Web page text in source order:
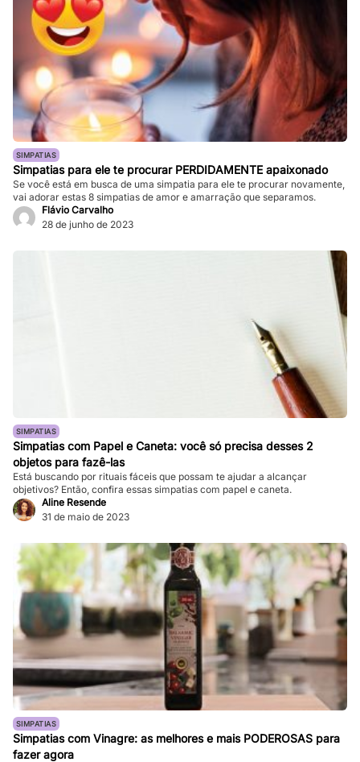
SIMPATIAS
Simpatias para ele te procurar PERDIDAMENTE apaixonado
Se você está em busca de uma simpatia para ele te procurar novamente,
vai adorar estas 8 simpatias de amor e amarração que separamos.
Flávio Carvalho
28 de junho de 2023
SIMPATIAS
Simpatias com Papel e Caneta: você só precisa desses 2
objetos para fazê-las
Está buscando por rituais fáceis que possam te ajudar a alcançar
objetivos? Então, confira essas simpatias com papel e caneta.
Aline Resende
31 de maio de 2023
SIMPATIAS
Simpatias com Vinagre: as melhores e mais PODEROSAS para
fazer agora